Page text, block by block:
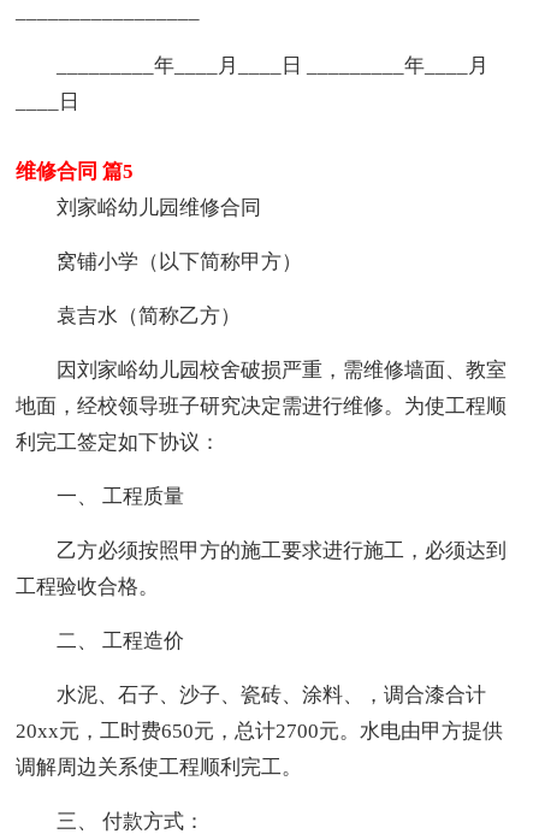
_________年____月____日 _________年____月
____日
维修合同 篇5
刘家峪幼儿园维修合同
窝铺小学（以下简称甲方）
袁吉水（简称乙方）
因刘家峪幼儿园校舍破损严重，需维修墙面、教室
地面，经校领导班子研究决定需进行维修。为使工程顺
利完工签定如下协议：
一、 工程质量
乙方必须按照甲方的施工要求进行施工，必须达到
工程验收合格。
二、 工程造价
水泥、石子、沙子、瓷砖、涂料、，调合漆合计
20xx元，工时费650元，总计2700元。水电由甲方提供
调解周边关系使工程顺利完工。
三、 付款方式：